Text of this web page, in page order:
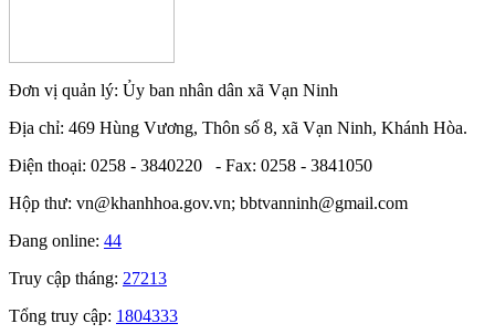
Đơn vị quản lý: Ủy ban nhân dân xã Vạn Ninh
Địa chỉ: 469 Hùng Vương, Thôn số 8, xã Vạn Ninh, Khánh Hòa.
Điện thoại: 0258 - 3840220 - Fax: 0258 - 3841050
Hộp thư: vn@khanhhoa.gov.vn; bbtvanninh@gmail.com
Đang online: 44
Truy cập tháng: 27213
Tổng truy cập: 1804333